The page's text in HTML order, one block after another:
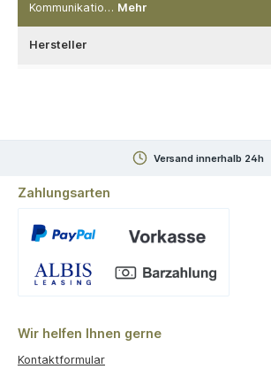
Kommunikatio… Mehr
Hersteller
Versand innerhalb 24h
Zahlungsarten
Wir helfen Ihnen gerne
Kontaktformular